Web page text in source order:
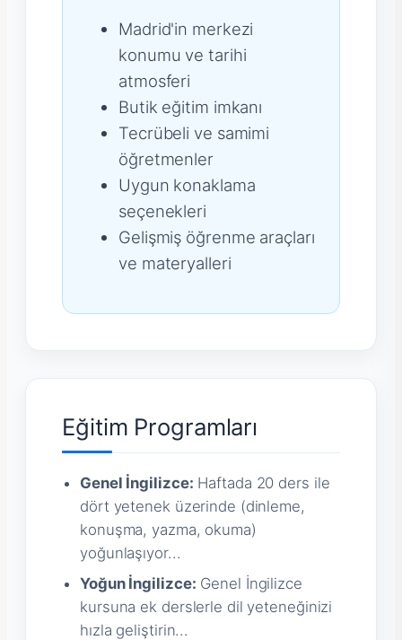
Madrid'in merkezi
konumu ve tarihi
atmosferi
Butik eğitim imkanı
Tecrübeli ve samimi
öğretmenler
Uygun konaklama
seçenekleri
Gelişmiş öğrenme araçları
ve materyalleri
Eğitim Programları
Genel İngilizce: Haftada 20 ders ile
dört yetenek üzerinde (dinleme,
konuşma, yazma, okuma)
yoğunlaşıyor...
Yoğun İngilizce: Genel İngilizce
kursuna ek derslerle dil yeteneğinizi
hızla geliştirin...